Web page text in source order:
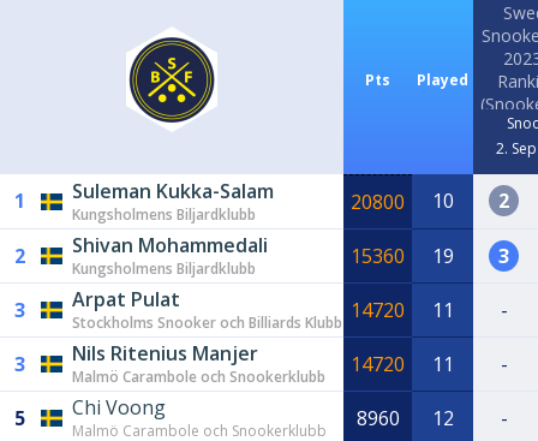
Pts Played
2.
1 Suleman Kukka-Salam
Kungsholmens Biljardklubb 20800 10 2
2 Shivan Mohammedali
Kungsholmens Biljardklubb 15360 19 3
3 Arpat Pulat
Stockholms Snooker och Billiards Klubb 14720 11 -
3 Nils Ritenius Manjer
Malmö Carambole och Snookerklubb 14720 11 -
5 Chi Voong
Malmö Carambole och Snookerklubb 8960 12 -